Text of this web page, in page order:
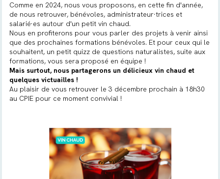
Comme en 2024, nous vous proposons, en cette fin d'année,
de nous retrouver, bénévoles, administrateur·trices et
salarié·es autour d'un petit vin chaud.
Nous en profiterons pour vous parler des projets à venir ainsi
que des prochaines formations bénévoles. Et pour ceux qui le
souhaitent, un petit quizz de questions naturalistes, suite aux
formations, vous sera proposé en équipe !
Mais surtout, nous partagerons un délicieux vin chaud et
quelques victuailles !
Au plaisir de vous retrouver le 3 décembre prochain à 18h30
au CPIE pour ce moment convivial !